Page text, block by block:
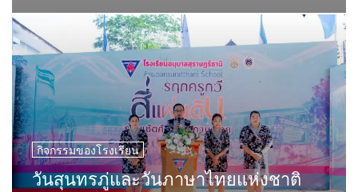
กิจกรรมของโรงเรียน
วันสุนทรภู่และวันภาษาไทยแห่งชาติ